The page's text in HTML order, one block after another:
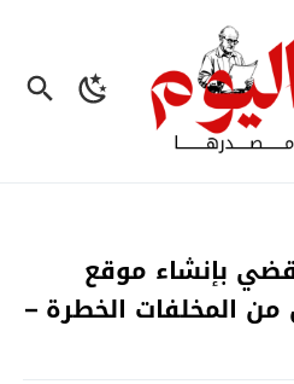
بإنشاء موقع
المخلفات الخطرة –